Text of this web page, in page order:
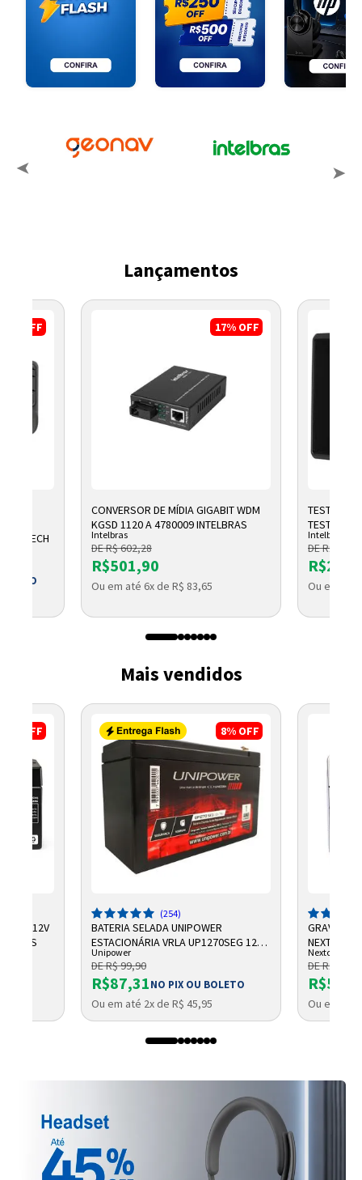
Lançamentos
OFF 17% OFF
CONVERSOR DE MÍDIA GIGABIT WDM
KGSD 1120 A 4780009 INTELBRAS
Intelbras
DE R$ 602,28
R$501,90
Ou em até 6x de R$ 83,65
TESTADOR
TESTER
Intelbras
DE R$
Ou em até
Mais vendidos
OFF
12V
8% OFF
(254)
BATERIA SELADA UNIPOWER
ESTACIONÁRIA VRLA UP1270SEG 12V
7AH F187
Unipower
DE R$ 99,90
R$87,31NO PIX OU BOLETO
Ou em até 2x de R$ 45,95
NEXTTECH
Nextcall
DE R$
Ou em até